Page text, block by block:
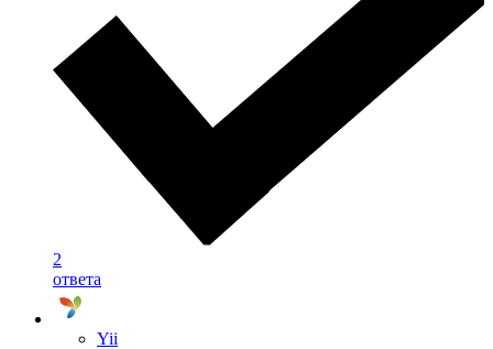
2
ответа
Yii